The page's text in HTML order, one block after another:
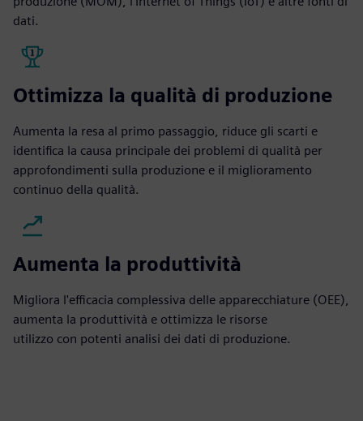
dati.
Ottimizza la qualità di produzione
Aumenta la resa al primo passaggio, riduce gli scarti e
identifica la causa principale dei problemi di qualità per
approfondimenti sulla produzione e il miglioramento
continuo della qualità.
Aumenta la produttività
Migliora l'efficacia complessiva delle apparecchiature (OEE),
aumenta la produttività e ottimizza le risorse
utilizzo con potenti analisi dei dati di produzione.